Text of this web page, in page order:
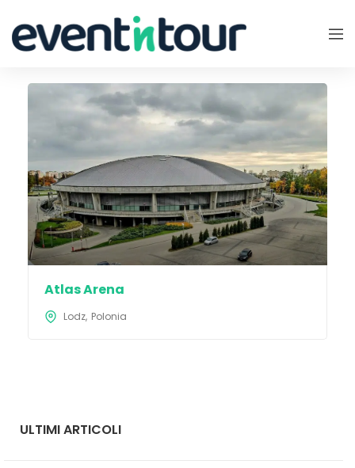
Atlas Arena
Lodz Polonia
ULTIMI ARTICOLI